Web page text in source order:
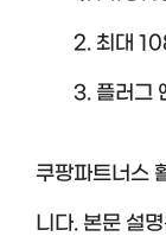
최대
플러그
쿠팡파트너스
니다. 본문 설